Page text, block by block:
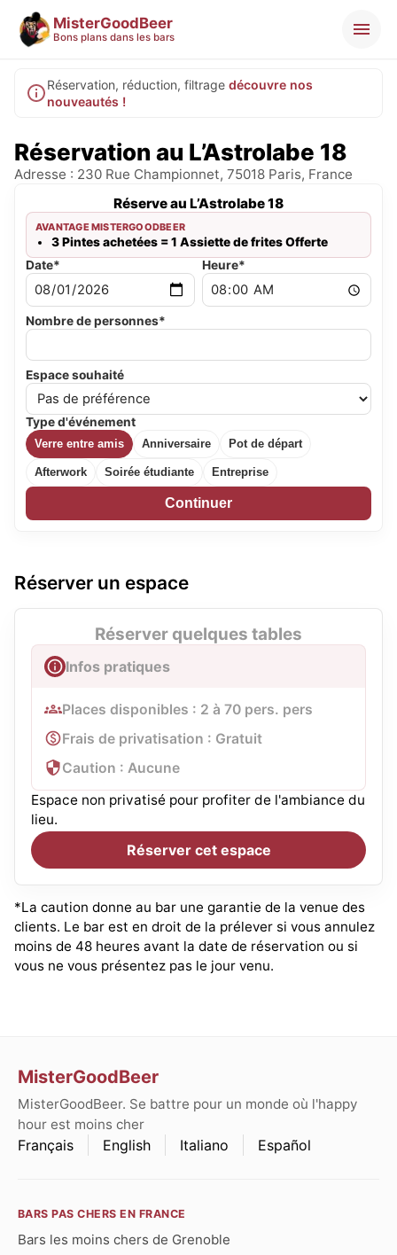
MisterGoodBeer
Bons plans dans les bars
Réservation, réduction, filtrage découvre nos
nouveautés !
Réservation au L’Astrolabe 18
Adresse : 230 Rue Championnet, 75018 Paris, France
Réserve au L’Astrolabe 18
AVANTAGE MISTERGOODBEER
3 Pintes achetées = 1 Assiette de frites Offerte
Date*
Heure*
Nombre de personnes*
Espace souhaité
Type d'événement
Verre entre amis Anniversaire Pot de départ
Afterwork Soirée étudiante Entreprise
Continuer
Réserver un espace
Réserver quelques tables
Infos pratiques
Places disponibles : 2 à 70 pers. pers
Frais de privatisation : Gratuit
Caution : Aucune
Espace non privatisé pour profiter de l'ambiance du
lieu.
Réserver cet espace
*La caution donne au bar une garantie de la venue des
clients. Le bar est en droit de la prélever si vous annulez
moins de 48 heures avant la date de réservation ou si
vous ne vous présentez pas le jour venu.
MisterGoodBeer
MisterGoodBeer. Se battre pour un monde où l'happy
hour est moins cher
Français English Italiano Español
BARS PAS CHERS EN FRANCE
Bars les moins chers de Grenoble